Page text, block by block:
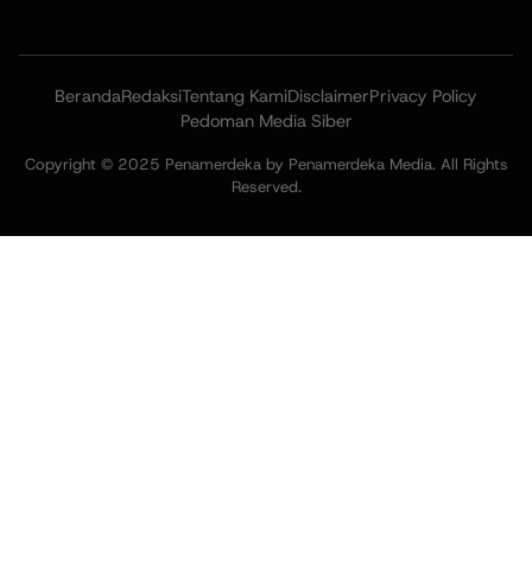
BerandaRedaksiTentang KamiDisclaimerPrivacy Policy
Pedoman Media Siber
Copyright © 2025 Penamerdeka by Penamerdeka Media. All Rights
Reserved.